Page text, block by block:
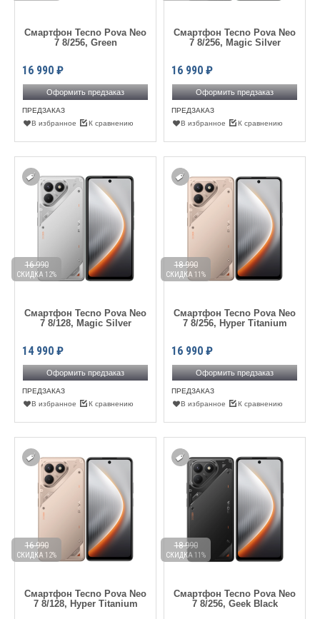
Смартфон Tecno Pova Neo
7 8/256, Green
16 990 ₽
Оформить предзаказ
ПРЕДЗАКАЗ
В избранное
К сравнению
Смартфон Tecno Pova Neo
7 8/256, Magic Silver
16 990 ₽
Оформить предзаказ
ПРЕДЗАКАЗ
В избранное
К сравнению
Смартфон Tecno Pova Neo
7 8/128, Magic Silver
14 990 ₽
16 990
СКИДКА 12%
Оформить предзаказ
ПРЕДЗАКАЗ
В избранное
К сравнению
Смартфон Tecno Pova Neo
7 8/256, Hyper Titanium
16 990 ₽
18 990
СКИДКА 11%
Оформить предзаказ
ПРЕДЗАКАЗ
В избранное
К сравнению
Смартфон Tecno Pova Neo
7 8/128, Hyper Titanium
16 990
СКИДКА 12%
Смартфон Tecno Pova Neo
7 8/256, Geek Black
18 990
СКИДКА 11%